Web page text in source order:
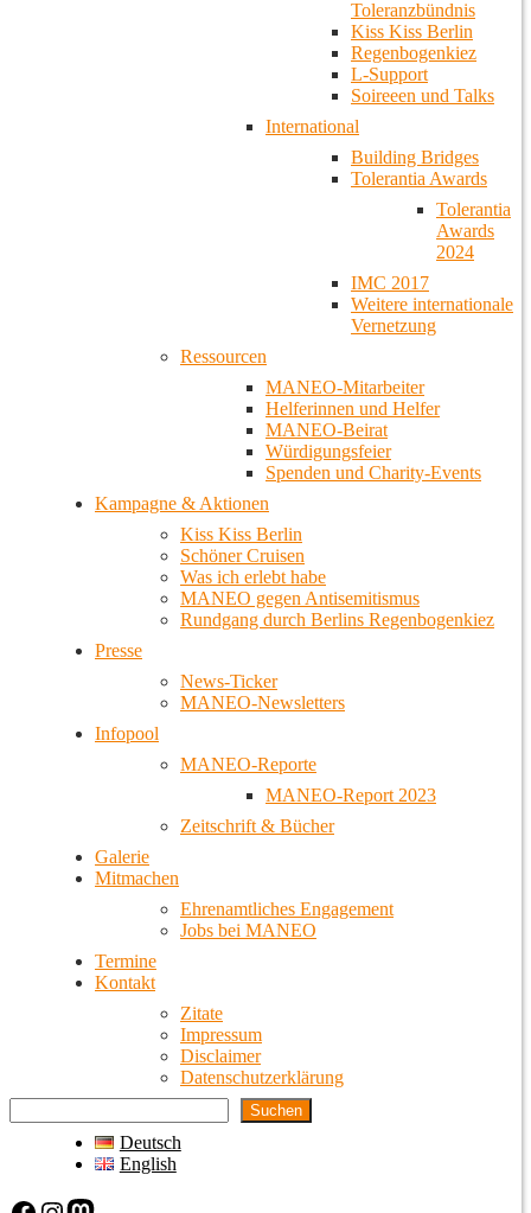
Toleranzbündnis
Kiss Kiss Berlin
Regenbogenkiez
L-Support
Soireeen und Talks
International
Building Bridges
Tolerantia Awards
Tolerantia
Awards
2024
IMC 2017
Weitere internationale
Vernetzung
Ressourcen
MANEO-Mitarbeiter
Helferinnen und Helfer
MANEO-Beirat
Würdigungsfeier
Spenden und Charity-Events
Kampagne & Aktionen
Kiss Kiss Berlin
Schöner Cruisen
Was ich erlebt habe
MANEO gegen Antisemitismus
Rundgang durch Berlins Regenbogenkiez
Presse
News-Ticker
MANEO-Newsletters
Infopool
MANEO-Reporte
MANEO-Report 2023
Zeitschrift & Bücher
Galerie
Mitmachen
Ehrenamtliches Engagement
Jobs bei MANEO
Termine
Kontakt
Zitate
Impressum
Disclaimer
Datenschutzerklärung
Suchen
Deutsch
English